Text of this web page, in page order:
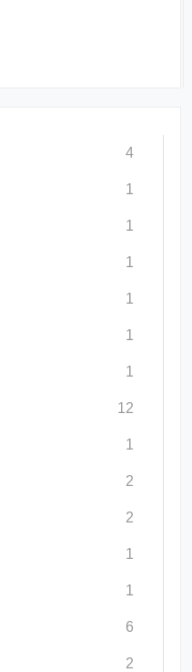
4
1
1
1
1
1
1
12
1
2
2
1
1
6
2